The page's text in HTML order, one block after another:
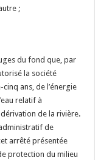
;
du fond que, par
la société
ans, de l’énergie
relatif à
de la rivière.
de
arrêté présentée
protection du milieu